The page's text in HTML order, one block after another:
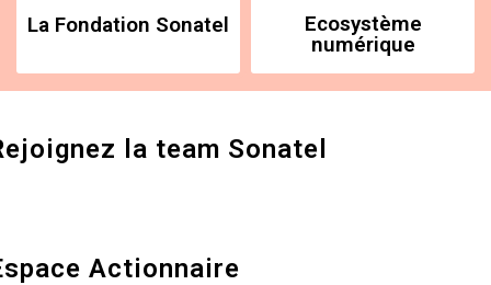
La Fondation Sonatel
Ecosystème
numérique
la team Sonatel
Actionnaire